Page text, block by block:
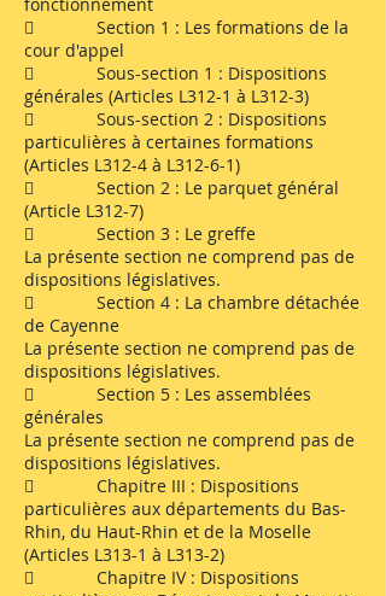
 Section 1 : Les formations de la
cour d'appel
 Sous-section 1 : Dispositions
générales (Articles L312-1 à L312-3)
 Sous-section 2 : Dispositions
particulières à certaines formations
(Articles L312-4 à L312-6-1)
 Section 2 : Le parquet général
(Article L312-7)
 Section 3 : Le greffe
La présente section ne comprend pas de
dispositions législatives.
 Section 4 : La chambre détachée
de Cayenne
La présente section ne comprend pas de
dispositions législatives.
 Section 5 : Les assemblées
générales
La présente section ne comprend pas de
dispositions législatives.
 Chapitre III : Dispositions
particulières aux départements du Bas-
Rhin, du Haut-Rhin et de la Moselle
(Articles L313-1 à L313-2)
 Chapitre IV : Dispositions